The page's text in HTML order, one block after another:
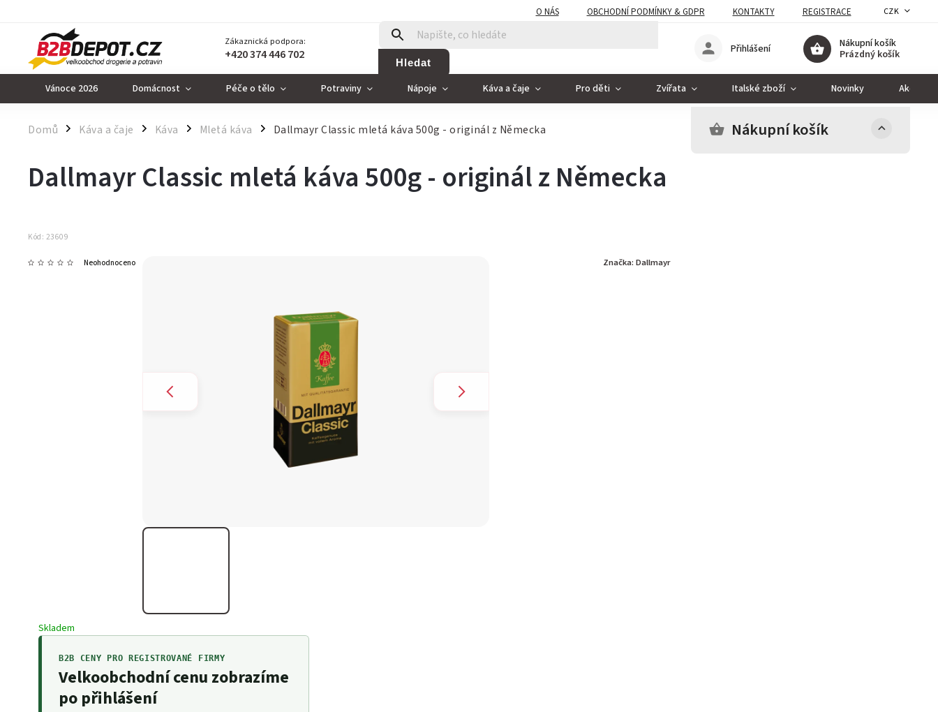
O NÁS OBCHODNÍ PODMÍNKY & GDPR KONTAKTY REGISTRACE CZK
Zákaznická podpora:
+420 374 446 702 Hledat
Nákupní košík
Prázdný košík
Přihlášení
Vánoce 2026 Domácnost Péče o tělo Potraviny Nápoje Káva a čaje Pro děti Zvířata Italské zboží Novinky Akce
Domů / Káva a čaje / Káva / Mletá káva / Dallmayr Classic mletá káva 500g - originál z Německa Nákupní košík
Dallmayr Classic mletá káva 500g- originál z Německa
Kód: 23609
Neohodnoceno Značka: Dallmayr
Skladem
B2B CENY PRO REGISTROVANÉ FIRMY
Velkoobchodní cenu zobrazíme
po přihlášení